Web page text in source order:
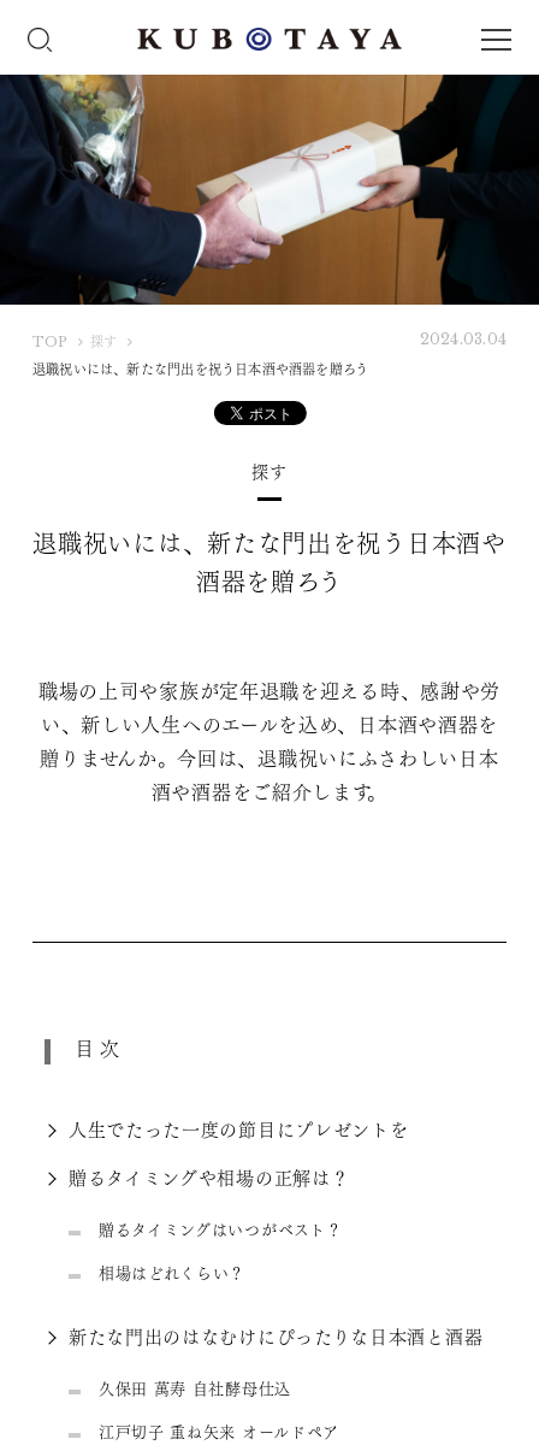
TOP
U
探す
退職祝いには、新たな門出を祝う日本酒や酒器を贈ろう
2024.03.04
探す
退職祝いには、新たな門出を祝う日本酒や
酒器を贈ろう
職場の上司や家族が定年退職を迎える時、感謝や労
い、新しい人生へのエールを込め、日本酒や酒器を
贈りませんか。今回は、退職祝いにふさわしい日本
酒や酒器をご紹介します。
目次
人生でたった一度の節目にプレゼントを
贈るタイミングや相場の正解は？
贈るタイミングはいつがベスト？
相場はどれくらい？
新たな門出のはなむけにぴったりな日本酒と酒器
久保田 萬寿 自社酵母仕込
江戸切子 重ね矢来 オールドペア